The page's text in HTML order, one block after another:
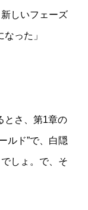
しいフェーズ
った」
とさ、第1章の
ルド”で、白隠
しょ。で、そ